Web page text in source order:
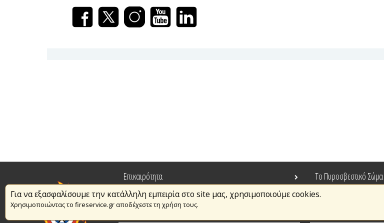
Για να εξασφαλίσουμε την κατάλληλη εμπειρία στο site μας, χρησιμοποιούμε cookies.
Χρησιμοποιώντας το fireservice.gr αποδέχεστε τη χρήση τους.
Επικαιρότητα
Το Πυροσβεστικό Σώμα
Πυρασφάλεια
Τράπεζα Ιδεών